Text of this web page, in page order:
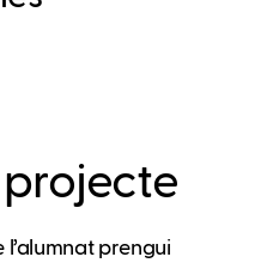
projecte
l’alumnat prengui